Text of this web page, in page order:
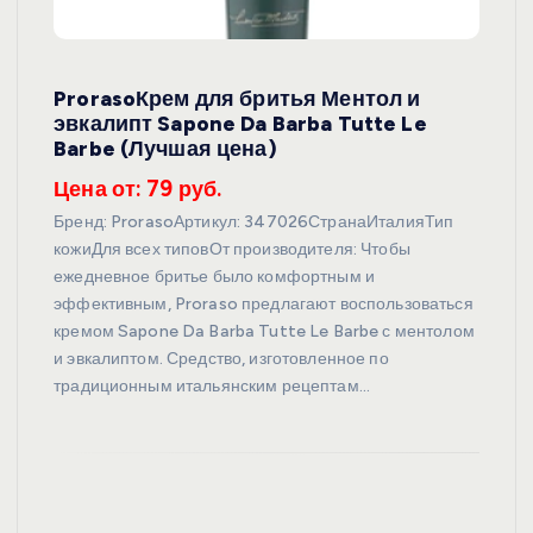
ProrasoКрем для бритья Ментол и
эвкалипт Sapone Da Barba Tutte Le
Barbe (Лучшая цена)
Цена от: 79 руб.
Бренд: ProrasoАртикул: 347026СтранаИталияТип
кожиДля всех типовОт производителя: Чтобы
ежедневное бритье было комфортным и
эффективным, Proraso предлагают воспользоваться
кремом Sapone Da Barba Tutte Le Barbe с ментолом
и эвкалиптом. Средство, изготовленное по
традиционным итальянским рецептам…